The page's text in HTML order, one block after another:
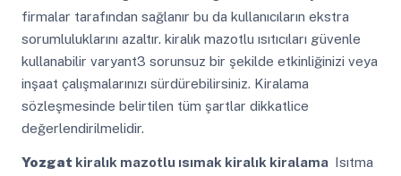
firmalar tarafından sağlanır bu da kullanıcıların ekstra
sorumluluklarını azaltır. kiralık mazotlu ısıtıcıları güvenle
kullanabilir varyant3 sorunsuz bir şekilde etkinliğinizi veya
inşaat çalışmalarınızı sürdürebilirsiniz. Kiralama
sözleşmesinde belirtilen tüm şartlar dikkatlice
değerlendirilmelidir.
Yozgat kiralık mazotlu ısımak kiralık kiralama Isıtma